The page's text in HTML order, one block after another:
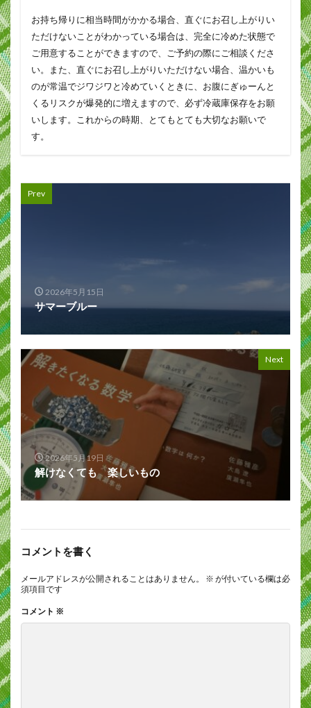
お持ち帰りに相当時間がかかる場合、直ぐにお召し上がりい
ただけないことがわかっている場合は、完全に冷めた状態で
ご用意することができますので、ご予約の際にご相談くださ
い。また、直ぐにお召し上がりいただけない場合、温かいも
のが常温でジワジワと冷めていくときに、お腹にぎゅーんと
くるリスクが爆発的に増えますので、必ず冷蔵庫保存をお願
いします。これからの時期、とてもとても大切なお願いで
す。
Prev
2026年5月15日
サマーブルー
Next
2026年5月19日
解けなくても 楽しいもの
コメントを書く
メールアドレスが公開されることはありません。 ※ が付いている欄は必
須項目です
コメント ※